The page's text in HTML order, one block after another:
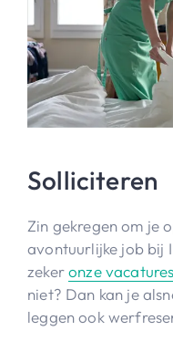
Solliciteren
Zin gekregen om je
avontuurlijke job bij
zekeronze vacatures
niet? Dan kan je
leggen ook